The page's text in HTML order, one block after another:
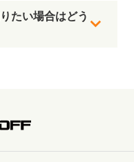
たい場合はどう